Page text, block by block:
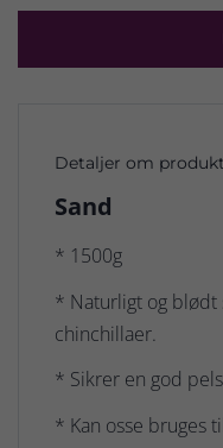
Detaljer om
Sand
* 1500g
* Naturligt og blødt
chinchillaer.
* Sikrer en god
* Kan osse bruges